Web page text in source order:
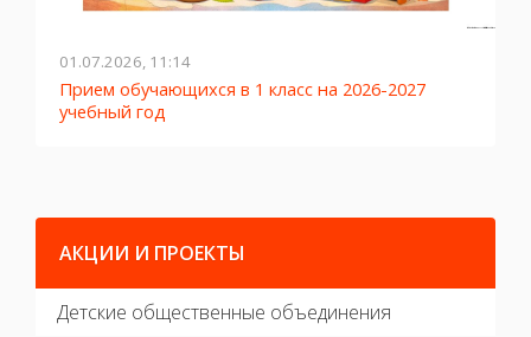
01.07.2026, 11:14
Прием обучающихся в 1 класс на 2026-2027
учебный год
АКЦИИ И ПРОЕКТЫ
Детские общественные объединения